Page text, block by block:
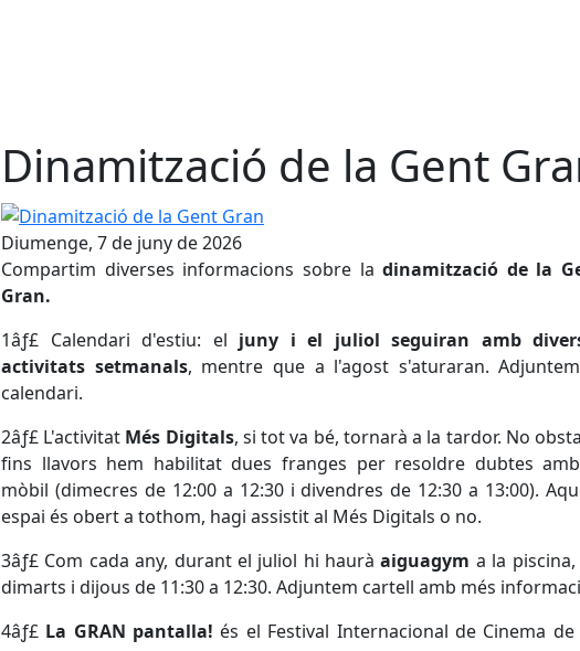
Dinamització de la Gent
Dinamització de la Gent Gran
Diumenge, 7 de juny de 2026
Compartim diverses informacions sobre ladinamització de la
Gran.
1️âƒ£ Calendari d'estiu: el juny i el juliol seguiran amb
activitats setmanals, mentre que a l'agost s'aturaran.
calendari.
2️âƒ£ L'activitat Més Digitals, si tot va bé, tornarà a la tardor. No
fins llavors hem habilitat dues franges per resoldre dubtes
mòbil (dimecres de 12:00 a 12:30 i divendres de 12:30 a 13:00).
espai és obert a tothom, hagi assistit al Més Digitals o no.
3️âƒ£ Com cada any, durant el juliol hi hauràaiguagym a la piscina,
dimarts i dijous de 11:30 a 12:30. Adjuntem cartell amb més
4️âƒ£ La GRAN pantalla! és el Festival Internacional de Cinema de